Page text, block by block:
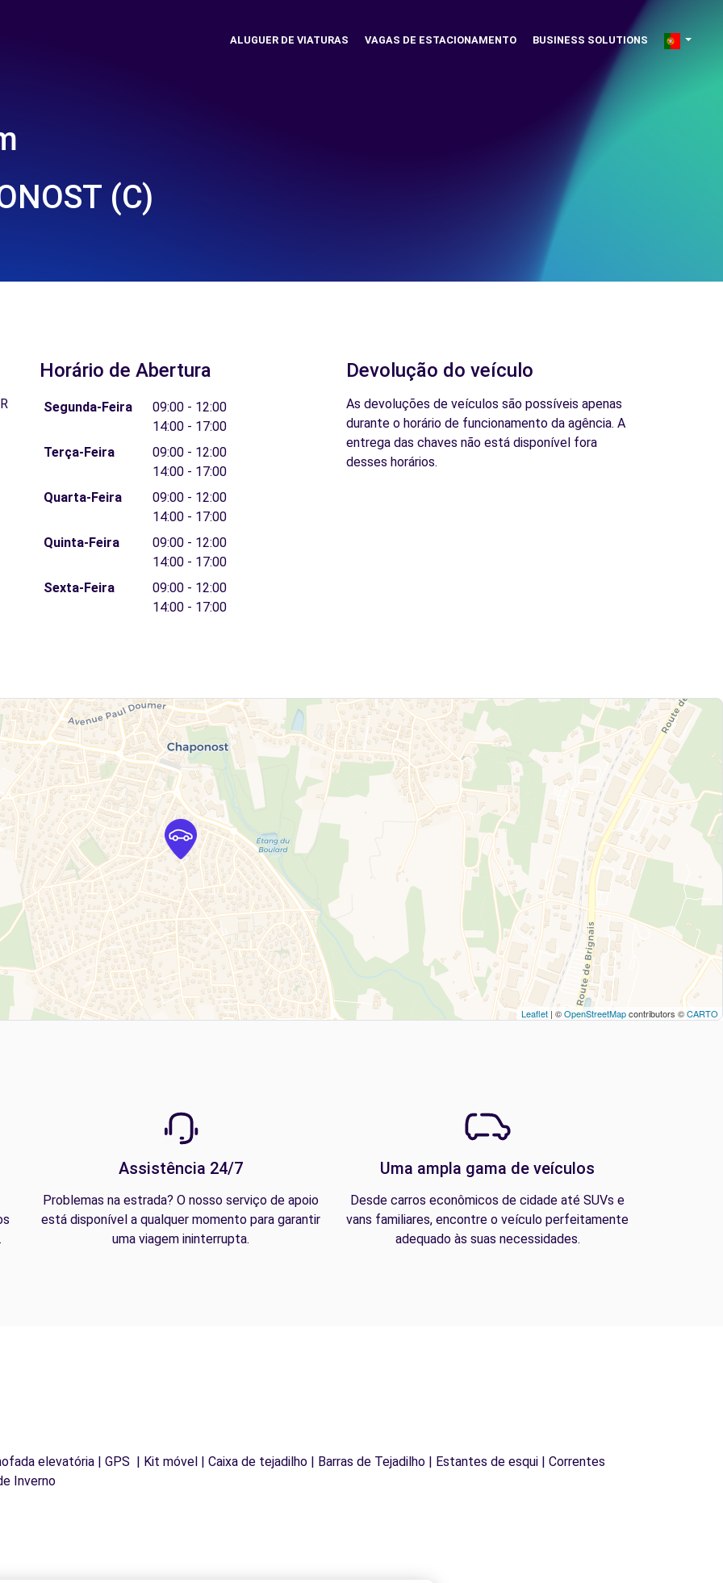
ALUGUER DE VIATURAS VAGAS DE ESTACIONAMENTO BUSINESS SOLUTIONS
(C)
Horário de Abertura
Segunda-Feira
09:00 - 12:00
14:00 - 17:00
Terça-Feira
09:00 - 12:00
14:00 - 17:00
Quarta-Feira
09:00 - 12:00
14:00 - 17:00
Quinta-Feira
09:00 - 12:00
14:00 - 17:00
Sexta-Feira
09:00 - 12:00
14:00 - 17:00
Devolução do veículo
As devoluções de veículos são possíveis apenas
durante o horário de funcionamento da agência. A
entrega das chaves não está disponível fora
desses horários.
Leaflet | ©OpenStreetMapcontributors ©CARTO
Assistência 24/7
Problemas na estrada? O nosso serviço de apoio
está disponível a qualquer momento para garantir
uma viagem ininterrupta.
Uma ampla gama de veículos
Desde carros econômicos de cidade até SUVs e
vans familiares, encontre o veículo perfeitamente
adequado às suas necessidades.
elevatória | GPS | Kit móvel | Caixa de tejadilho | Barras de Tejadilho | Estantes de esqui | Correntes
Inverno